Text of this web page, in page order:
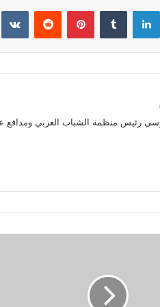
لينكدإن بينتيريست
رئيس منظمة الشباب العربي ومدافع